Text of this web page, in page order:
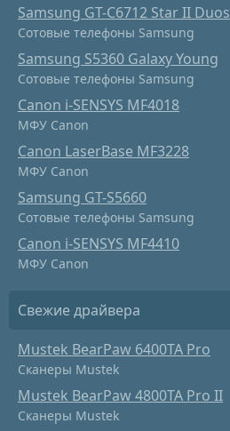
Samsung GT-C6712 Star II Duos
Сотовые телефоны Samsung
Samsung S5360 Galaxy Young
Сотовые телефоны Samsung
Canon i-SENSYS MF4018
МФУ Canon
Canon LaserBase MF3228
МФУ Canon
Samsung GT-S5660
Сотовые телефоны Samsung
Canon i-SENSYS MF4410
МФУ Canon
Свежие драйвера
Mustek BearPaw 6400TA Pro
Сканеры Mustek
Mustek BearPaw 4800TA Pro II
Сканеры Mustek